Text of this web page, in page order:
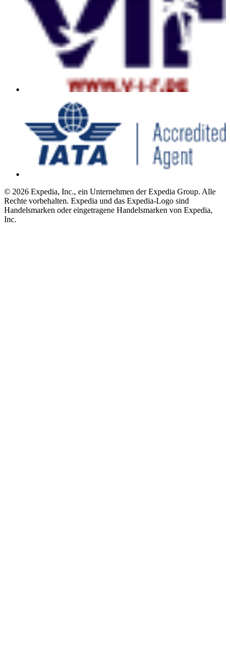
© 2026 Expedia, Inc., ein Unternehmen der Expedia Group. Alle
Rechte vorbehalten. Expedia und das Expedia-Logo sind
Handelsmarken oder eingetragene Handelsmarken von Expedia,
Inc.